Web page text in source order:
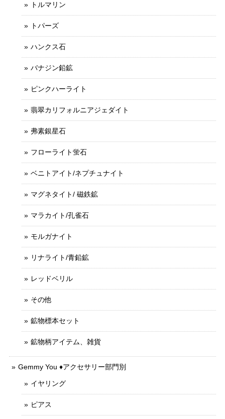
トルマリン
トパーズ
ハンクス石
バナジン鉛鉱
ピンクハーライト
翡翠カリフォルニアジェダイト
弗素銀星石
フローライト蛍石
ベニトアイト/ネプチュナイト
マグネタイト/ 磁鉄鉱
マラカイト/孔雀石
モルガナイト
リナライト/青鉛鉱
レッドベリル
その他
鉱物標本セット
鉱物柄アイテム、雑貨
Gemmy You ♦︎アクセサリー部門別
イヤリング
ピアス